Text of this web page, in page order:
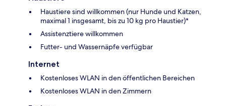
Haustiere sind willkommen (nur Hunde und Katzen,
maximal 1 insgesamt, bis zu 10 kg pro Haustier)*
Assistenztiere willkommen
Futter- und Wassernäpfe verfügbar
Internet
Kostenloses WLAN in den öffentlichen Bereichen
Kostenloses WLAN in den Zimmern